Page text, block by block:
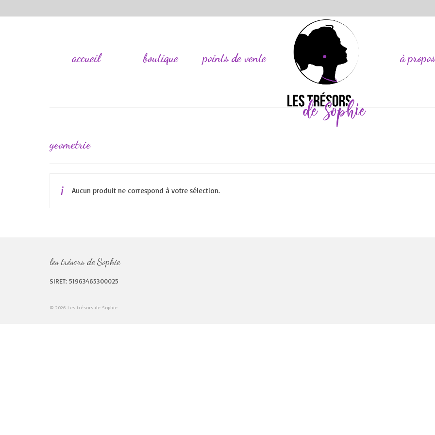
accueil boutique points de vente à propos
geometrie
Aucun produit ne correspond à votre sélection.
les trésors de Sophie
SIRET: 51963465300025
© 2026 Les trésors de Sophie